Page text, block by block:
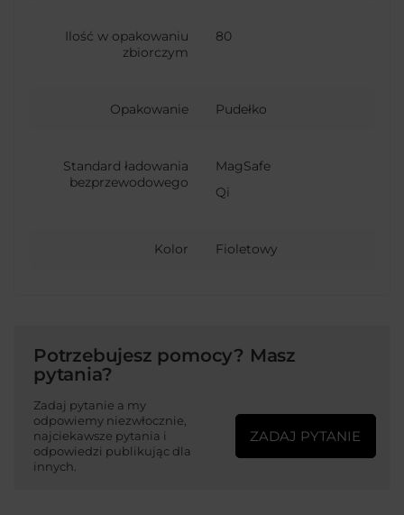
Ilość w opakowaniu
zbiorczym
80
Opakowanie Pudełko
Standard ładowania
bezprzewodowego
MagSafe
Qi
Kolor Fioletowy
Potrzebujesz pomocy? Masz
pytania?
Zadaj pytanie a my
odpowiemy niezwłocznie,
najciekawsze pytania i
odpowiedzi publikując dla
innych.
ZADAJ PYTANIE